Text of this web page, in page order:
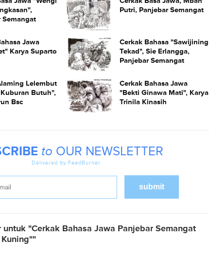
Semangat
Putri, Panjebar Semangat
Jawa
Karya Suparto
Cerkak Bahasa "Sawijining
Tekad", Sie Erlangga,
Panjebar Semangat
Lelembut
Butuh",
Bsc
Cerkak Bahasa Jawa
"Bekti Ginawa Mati", Karya
Trinila Kinasih
to OUR NEWSLETTER
Delivered by FeedBurner
untuk "Cerkak Bahasa Jawa Panjebar Semangat